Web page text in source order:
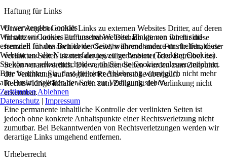
Haftung für Links
Unser Angebot enthält Links zu externen Websites Dritter, auf deren
Inhalte wir keinen Einfluss haben. Deshalb können wir für diese
fremden Inhalte auch keine Gewähr übernehmen. Für die Inhalte der
verlinkten Seiten ist stets der jeweilige Anbieter oder Betreiber der
Seiten verantwortlich. Die verlinkten Seiten wurden zum Zeitpunkt
der Verlinkung auf mögliche Rechtsverstöße überprüft.
Rechtswidrige Inhalte waren zum Zeitpunkt der Verlinkung nicht
erkennbar.
Eine permanente inhaltliche Kontrolle der verlinkten Seiten ist
jedoch ohne konkrete Anhaltspunkte einer Rechtsverletzung nicht
zumutbar. Bei Bekanntwerden von Rechtsverletzungen werden wir
derartige Links umgehend entfernen.
Urheberrecht
Wir verwenden Cookies
Wir nutzen Cookies auf unserer Website. Einige von ihnen sind
essenziell für den Betrieb der Seite, während andere uns helfen, diese
Website und die Nutzererfahrung zu verbessern (Tracking Cookies).
Sie können selbst entscheiden, ob Sie die Cookies zulassen möchten.
Bitte beachten Sie, dass bei einer Ablehnung womöglich nicht mehr
alle Funktionalitäten der Seite zur Verfügung stehen.
Zustimmen Ablehnen
Datenschutz | Impressum